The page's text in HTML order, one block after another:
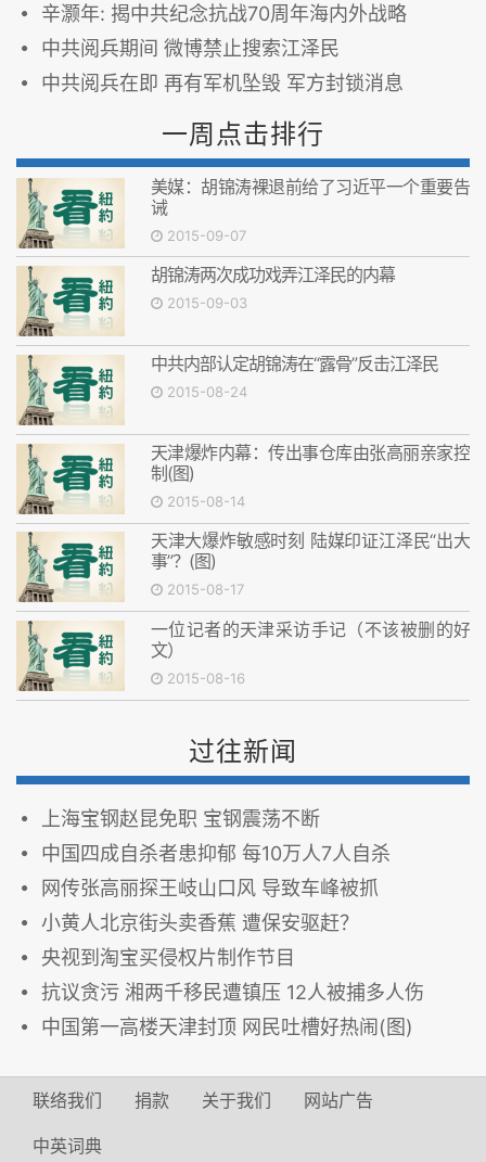
辛灏年: 揭中共纪念抗战70周年海内外战略
中共阅兵期间 微博禁止搜索江泽民
中共阅兵在即 再有军机坠毁 军方封锁消息
一周点击排行
美媒：胡锦涛裸退前给了习近平一个重要告
诫
2015-09-07
胡锦涛两次成功戏弄江泽民的内幕
2015-09-03
中共内部认定胡锦涛在“露骨”反击江泽民
2015-08-24
天津爆炸内幕：传出事仓库由张高丽亲家控
制(图)
2015-08-14
天津大爆炸敏感时刻 陆媒印证江泽民“出大
事”？(图)
2015-08-17
一位记者的天津采访手记（不该被删的好
文）
2015-08-16
过往新闻
上海宝钢赵昆免职 宝钢震荡不断
中国四成自杀者患抑郁 每10万人7人自杀
网传张高丽探王岐山口风 导致车峰被抓
小黄人北京街头卖香蕉 遭保安驱赶？
央视到淘宝买侵权片制作节目
抗议贪污 湘两千移民遭镇压 12人被捕多人伤
中国第一高楼天津封顶 网民吐槽好热闹(图)
联络我们 捐款 关于我们 网站广告
中英词典